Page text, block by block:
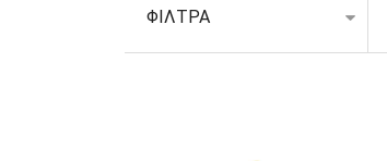
Είναι πιο σπάνιο από το λευκό
ΦΙΛΤΡΑ